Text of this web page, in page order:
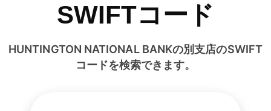
SWIFTコード
HUNTINGTON NATIONAL BANKの別支店のSWIFT
コードを検索できます。